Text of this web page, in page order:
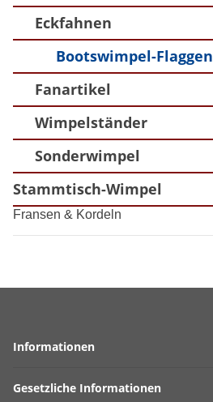
Eckfahnen
Bootswimpel-Flaggen
Fanartikel
Wimpelständer
Sonderwimpel
Stammtisch-Wimpel
Fransen & Kordeln
Informationen
Gesetzliche Informationen